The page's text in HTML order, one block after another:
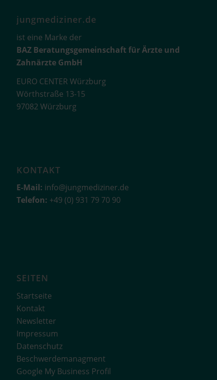
jungmediziner.de
ist eine Marke der
BAZ Beratungsgemeinschaft für Ärzte und
Zahnärzte GmbH
EURO CENTER Würzburg
Wörthstraße 13-15
97082 Würzburg
KONTAKT
E-Mail: info@jungmediziner.de
Telefon: +49 (0) 931 79 70 90
SEITEN
Startseite
Kontakt
Newsletter
Impressum
Datenschutz
Beschwerdemanagment
Google My Business Profil